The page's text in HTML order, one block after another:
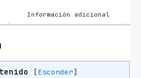
Información adicional
[Esconder]